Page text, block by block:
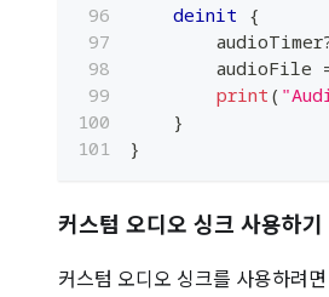
deinit {
        audioTimer
        audioFile
print (
}
}
커스텀 오디오 싱크 사용하기
커스텀 오디오 싱크를 사용하려